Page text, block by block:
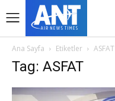
Ana Sayfa Etiketler ASFAT
Tag: ASFAT